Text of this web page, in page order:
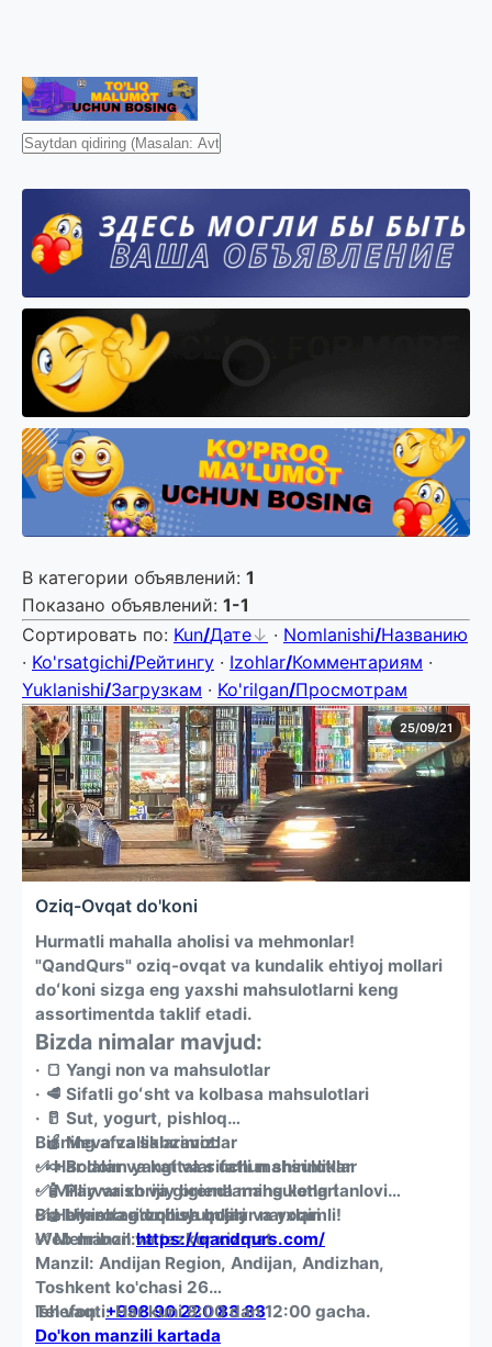
В категории объявлений: 1
Показано объявлений: 1-1
Сортировать по: Kun/Дате · Nomlanishi/Названию
· Ko'rsatgichi/Рейтингу · Izohlar/Комментариям ·
Yuklanishi/Загрузкам · Ko'rilgan/Просмотрам
25/09/21
Oziq-Ovqat do'koni
Hurmatli mahalla aholisi va mehmonlar!
"QandQurs" oziq-ovqat va kundalik ehtiyoj mollari
doʻkoni sizga eng yaxshi mahsulotlarni keng
assortimentda taklif etadi.
Bizda nimalar mavjud:
· 🍞 Yangi non va mahsulotlar
· 🥩 Sifatli goʻsht va kolbasa mahsulotlari
· 🥛 Sut, yogurt, pishloq
· 🍎 Meva va sabzavotlar
· 🍬 Bolalar va kattalar uchun shirinliklar
· 🧴 Parvarish va gigiena mahsulotlari
· 🧽 Uy-roʻzgʻor buyumlari
Bizning afzalliklarimiz:
✅ Har doim yangi va sifatli mahsulotlar
✅ Milliy va xorijiy brendlarning keng tanlovi
✅ Hamisha arzon va bojilar narxlari
✅ Mehribon va tezkor xizmat
Biz bilan xarid qilish qulay va yoqimli!
Web manzil:https://qandqurs.com/
Manzil: Andijan Region, Andijan, Andizhan,
Toshkent ko'chasi 26
Telefon:+998 90 220 83 83
Ish vaqti: Har kuni 8:00 dan 12:00 gacha.
Do'kon manzili kartada